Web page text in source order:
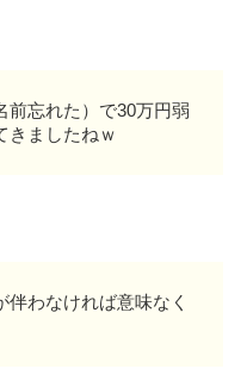
前忘れた）で30万円弱
きましたねｗ
わなければ意味なく